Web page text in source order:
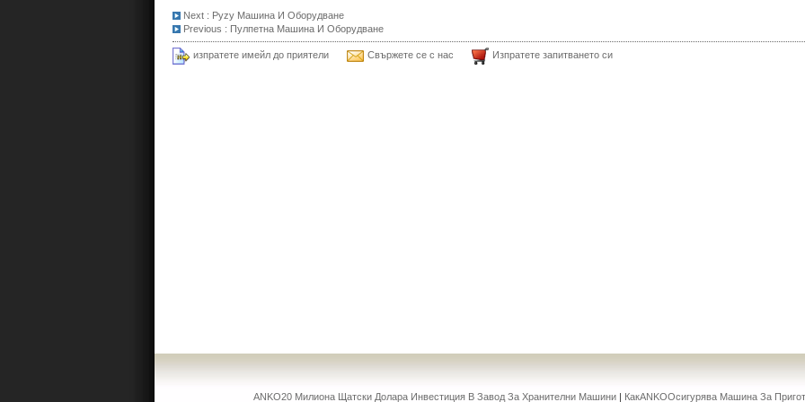
Next : Pyzy Машина И Оборудване
Previous : Пулпетна Машина И Оборудване
изпратете имейл до приятели Свържете се с нас Изпратете запитването си
ANKO20 Милиона Щатски Долара Инвестиция В Завод За Хранителни Машини| КакANKOОсигурява Машина За